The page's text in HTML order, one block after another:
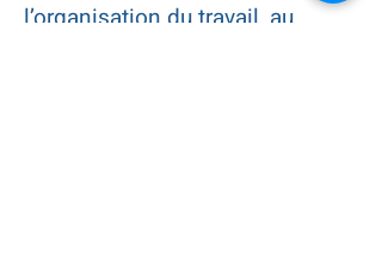
l’organisation du travail, au